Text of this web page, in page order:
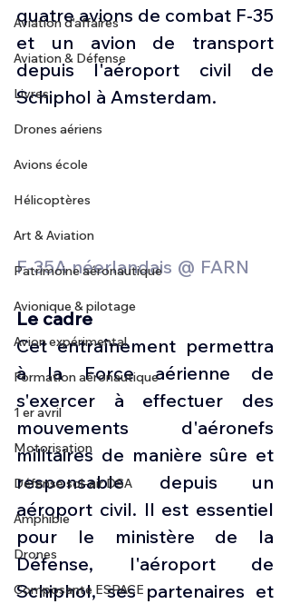
Aviation d'affaires
Aviation & Défense
Livres
Drones aériens
Avions école
Hélicoptères
Art & Aviation
Patrimoine aéronautique
Avionique & pilotage
Avion expérimental
Formation aéronautique
1 er avril
Motorisation
Défense sol-air DSA
Amphibie
Drones
Composante ESPACE
quatre avions de combat F-35
et un avion de transport
depuis l'aéroport civil de
Schiphol à Amsterdam.
F-35A néerlandais @ FARN
Le cadre
Cet entraînement permettra
à la Force aérienne de
s'exercer à effectuer des
mouvements d'aéronefs
militaires de manière sûre et
responsable depuis un
aéroport civil. Il est essentiel
pour le ministère de la
Défense, l'aéroport de
Schiphol, ses partenaires et